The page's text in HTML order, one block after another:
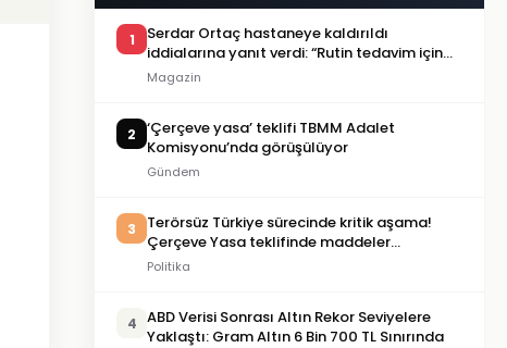
1
Serdar Ortaç hastaneye kaldırıldı
iddialarına yanıt verdi: “Rutin tedavim için
buradayım”
Magazin
2
‘Çerçeve yasa’ teklifi TBMM Adalet
Komisyonu’nda görüşülüyor
Gündem
3
Terörsüz Türkiye sürecinde kritik aşama!
Çerçeve Yasa teklifinde maddeler
görüşülmeye başlandı
Politika
4 ABD Verisi Sonrası Altın Rekor Seviyelere
Yaklaştı: Gram Altın 6 Bin 700 TL Sınırında